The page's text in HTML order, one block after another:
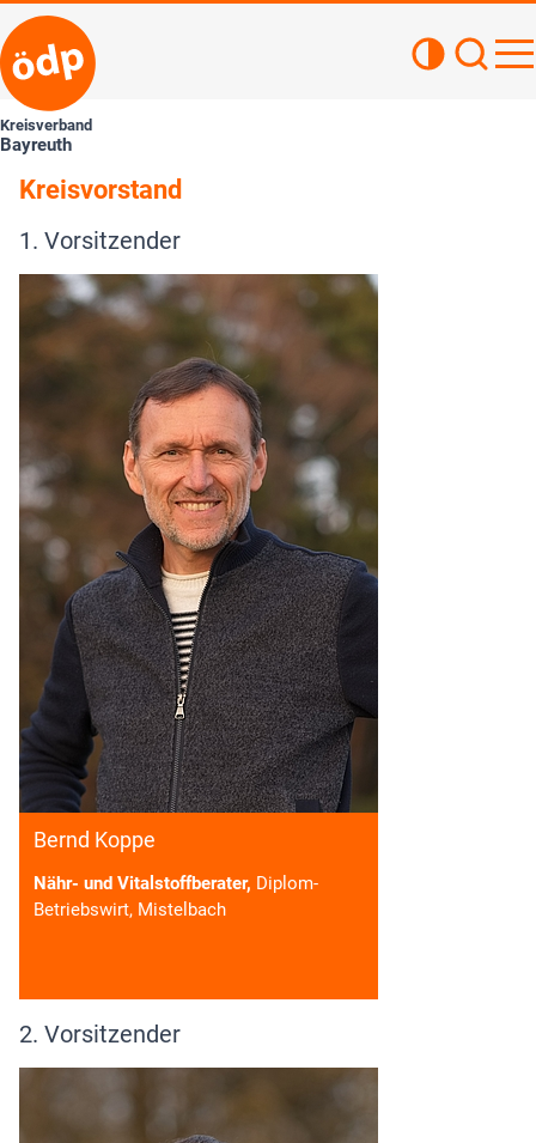
Kreisverband
Bayreuth
Kreisvorstand
1. Vorsitzender
Bernd Koppe
Nähr- und Vitalstoffberater, Diplom-
Betriebswirt, Mistelbach
2. Vorsitzender